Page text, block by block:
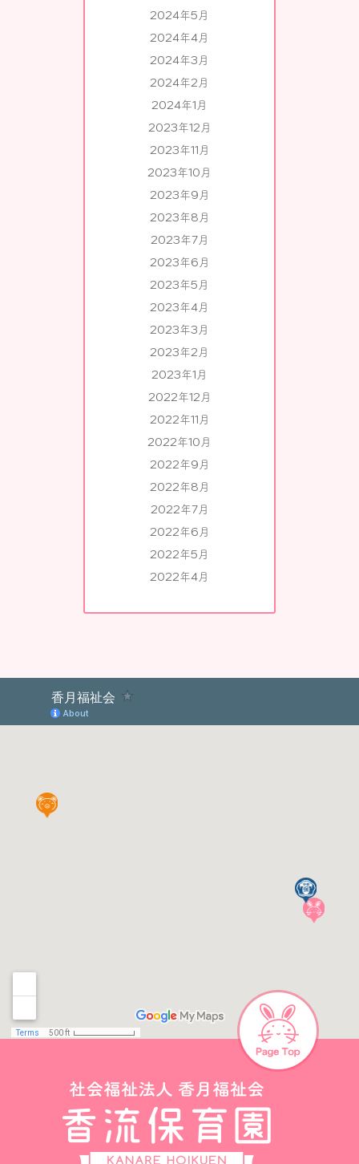
2024年5月
2024年4月
2024年3月
2024年2月
2024年1月
2023年12月
2023年11月
2023年10月
2023年9月
2023年8月
2023年7月
2023年6月
2023年5月
2023年4月
2023年3月
2023年2月
2023年1月
2022年12月
2022年11月
2022年10月
2022年9月
2022年8月
2022年7月
2022年6月
2022年5月
2022年4月